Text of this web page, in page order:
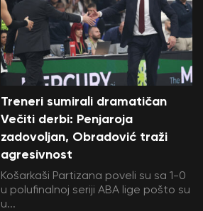
Treneri sumirali dramatičan
Večiti derbi: Penjaroja
zadovoljan, Obradović traži
agresivnost
Košarkaši Partizana poveli su sa 1-0
u polufinalnoj seriji ABA lige pošto su
u...